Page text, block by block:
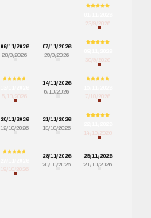
23/9/2026
06/11/2026
28/9/2026
07/11/2026
29/9/2026
30/9/2026
5/10/2026
14/11/2026
6/10/2026
7/10/2026
20/11/2026
12/10/2026
21/11/2026
13/10/2026
14/10/2026
19/10/2026
28/11/2026
20/10/2026
29/11/2026
21/10/2026